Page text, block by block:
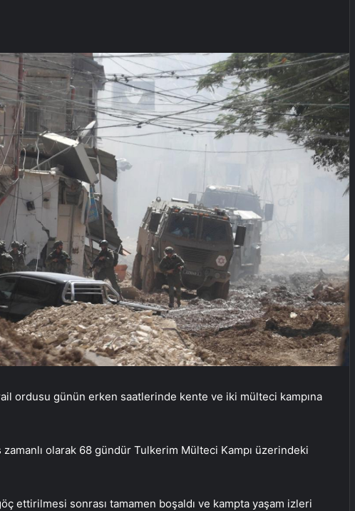
ordusu günün erken saatlerinde kente ve iki mülteci kampına
olarak 68 gündür Tulkerim Mülteci Kampı üzerindeki
ettirilmesi sonrası tamamen boşaldı ve kampta yaşam izleri